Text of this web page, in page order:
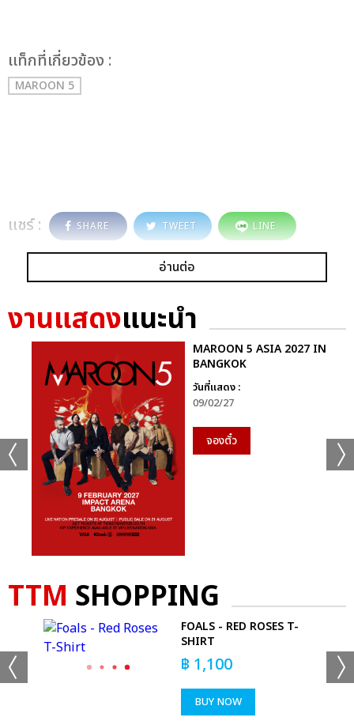
เเท็กที่เกี่ยวข้อง :
MAROON 5
แชร์ : SHARE TWEET LINE
อ่านต่อ
งานแสดงแนะนำ
MAROON 5 ASIA 2027 IN
BANGKOK
วันที่แสดง :
09/02/27
จองตั๋ว
TTM SHOPPING
FOALS - RED ROSES T-
SHIRT
฿ 1,100
BUY NOW